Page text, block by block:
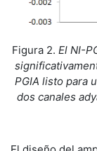
Figura 2. El NI-
PGIA listo para
dos canales